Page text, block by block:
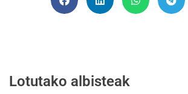
Lotutako albisteak